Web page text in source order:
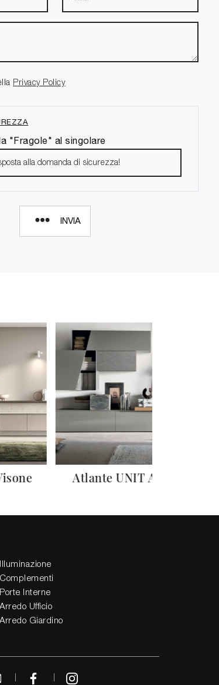
Privacy Policy
"Fragole" al singolare
INVIA
Atlante UNIT AT128
Illuminazione
Complementi
Porte Interne
Arredo Ufficio
Arredo Giardino